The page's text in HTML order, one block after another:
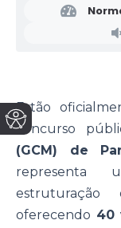
Estão
concurso
(GCM) de
representa
oferecendo 40